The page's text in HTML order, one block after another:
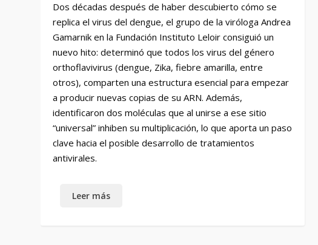
Dos décadas después de haber descubierto cómo se
replica el virus del dengue, el grupo de la viróloga Andrea
Gamarnik en la Fundación Instituto Leloir consiguió un
nuevo hito: determinó que todos los virus del género
orthoflavivirus (dengue, Zika, fiebre amarilla, entre
otros), comparten una estructura esencial para empezar
a producir nuevas copias de su ARN. Además,
identificaron dos moléculas que al unirse a ese sitio
“universal” inhiben su multiplicación, lo que aporta un paso
clave hacia el posible desarrollo de tratamientos
antivirales.